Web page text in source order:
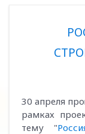
30 апреля
рамках
тему "